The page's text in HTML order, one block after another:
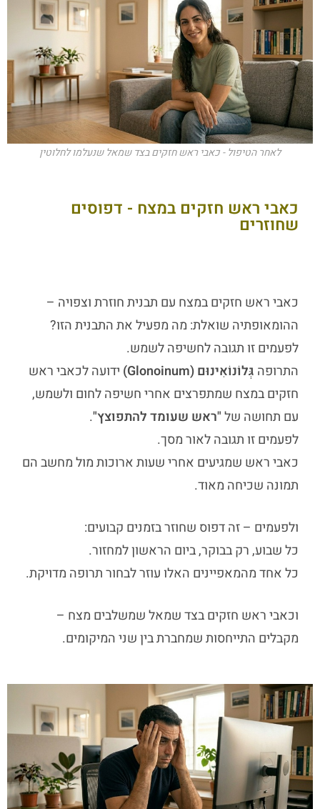
לאחר הטיפול - כאבי ראש חזקים בצד שמאל שנעלמו לחלוטין
כאבי ראש חזקים במצח - דפוסים
שחוזרים
כאבי ראש חזקים במצח עם תבנית חוזרת וצפויה –
ההומאופתיה שואלת: מה מפעיל את התבנית הזו?
לפעמים זו תגובה לחשיפה לשמש.
התרופה גְּלוֹנוֹאִינוּם (Glonoinum)
ידועה לכאבי ראש
חזקים במצח שמתפרצים אחרי חשיפה לחום ולשמש,
עם תחושה של"ראש שעומד להתפוצץ".
לפעמים זו תגובה לאור מסך.
כאבי ראש שמגיעים אחרי שעות ארוכות מול מחשב הם
תמונה שכיחה מאוד.
ולפעמים – זה דפוס שחוזר בזמנים קבועים:
כל שבוע, רק בבוקר, ביום הראשון למחזור.
כל אחד מהמאפיינים האלו עוזר לבחור תרופה מדויקת.
וכאבי ראש חזקים בצד שמאל שמשלבים מצח –
מקבלים התייחסות שמחברת בין שני המיקומים.